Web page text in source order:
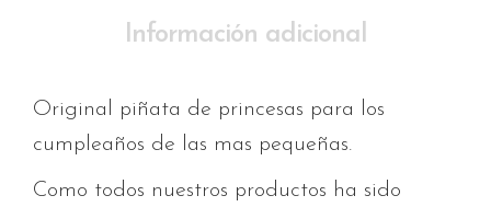
Información adicional
Original piñata de princesas para los
cumpleaños de las mas pequeñas.
Como todos nuestros productos ha sido